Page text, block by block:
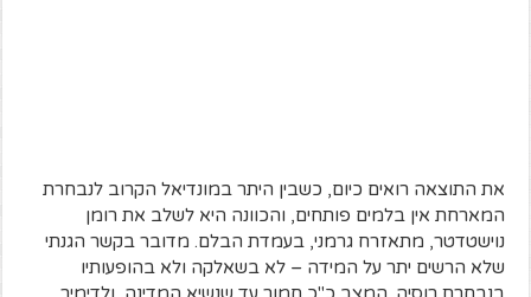
את התוצאה רואים כיום, כשבין היתר במונדיאל הקרוב לנבחרת
המארחת אין בלמים פותחים, והכוונה היא לשלב את רומן
נוישטדטר, מתאזרח גרמני, בעמדת הבלם. מדובר בקשר הגנתי
שלא הרשים יתר על המידה – לא בשאלקה ולא בהופעותיו